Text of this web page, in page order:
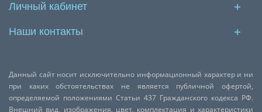
Личный кабинет
Наши контакты
Данный сайт носит исключительно информационный характер и ни
при каких обстоятельствах не является публичной офертой,
определяемой положениями Статьи 437 Гражданского кодекса РФ.
Внешний вид, изображения, цвет, комплектация и характеристики